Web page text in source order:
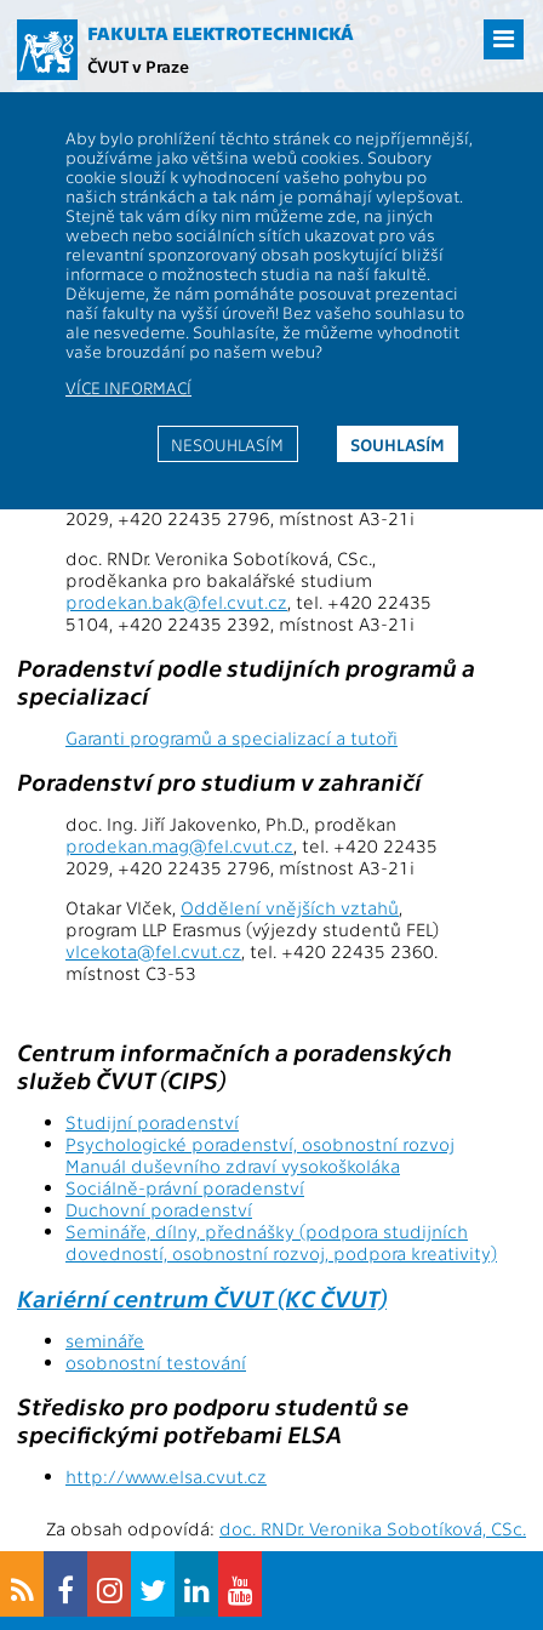
hlavní
obsah
FAKULTA ELEKTROTECHNICKÁ
ČVUT v Praze
Aby bylo prohlížení těchto stránek co nejpříjemnější,
používáme jako většina webů cookies. Soubory
cookie slouží k vyhodnocení vašeho pohybu po
našich stránkách a tak nám je pomáhají vylepšovat.
Stejně tak vám díky nim můžeme zde, na jiných
webech nebo sociálních sítích ukazovat pro vás
relevantní sponzorovaný obsah poskytující bližší
informace o možnostech studia na naší fakultě.
Děkujeme, že nám pomáháte posouvat prezentaci
naší fakulty na vyšší úroveň! Bez vašeho souhlasu to
ale nesvedeme. Souhlasíte, že můžeme vyhodnotit
vaše brouzdání po našem webu?
VÍCE INFORMACÍ
SOUHLASÍM
NESOUHLASÍM
Poradenství pro studenty a
uchazeče o studium
Poradenství pro stávající studenty, studijní
problémy
Mgr. Petra Hofmanová, vedoucíStudijní
oddělení
hofmape8@fel.cvut.cz
místnost A3-22c
prof. Ing. Jiří Jakovenko, Ph.D., proděkan pro
magisterské studiu, studium v angličtině,
2029, +420 22435 2796, místnost A3-21i
doc. RNDr. Veronika Sobotíková, CSc.,
proděkanka pro bakalářské studium
prodekan.bak@fel.cvut.cz, tel. +420 22435
5104, +420 22435 2392, místnost A3-21i
Poradenství podle studijních programů a
specializací
Garanti programů a specializací a tutoři
Poradenství pro studium v zahraničí
doc. Ing. Jiří Jakovenko, Ph.D., proděkan
prodekan.mag@fel.cvut.cz, tel. +420 22435
2029, +420 22435 2796, místnost A3-21i
Otakar Vlček, Oddělení vnějších vztahů,
program LLP Erasmus (výjezdy studentů FEL)
vlcekota@fel.cvut.cz, tel. +420 22435 2360.
místnost C3-53
Centrum informačních a poradenských
služeb ČVUT (CIPS)
Studijní poradenství
Psychologické poradenství, osobnostní rozvoj
Manuál duševního zdraví vysokoškoláka
Sociálně-právní poradenství
Duchovní poradenství
Semináře, dílny, přednášky (podpora studijních
dovedností, osobnostní rozvoj, podpora kreativity)
Kariérní centrum ČVUT (KC ČVUT)
semináře
osobnostní testování
Středisko pro podporu studentů se
specifickými potřebami ELSA
http://www.elsa.cvut.cz
Za obsah odpovídá: doc. RNDr. Veronika Sobotíková, CSc.